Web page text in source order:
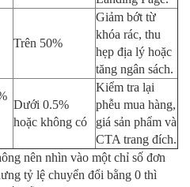
Trên 50%
Giảm bớt từ
khóa rác, thu
hẹp địa lý hoặc
tăng ngân sách.
Dưới 0.5%
hoặc không có
Kiểm tra lại
phễu mua hàng,
giá sản phẩm và
CTA trang đích.
nên nhìn vào một chỉ số đơn
tỷ lệ chuyển đổi bằng 0 thì